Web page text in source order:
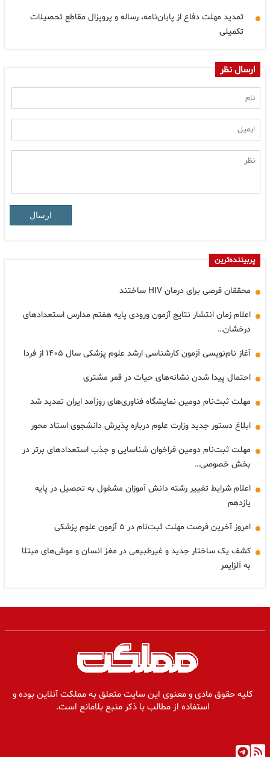
تمدید مهلت دفاع از پایان‌نامه، رساله و پروپزال مقاطع تحصیلات
تکمیلی
ارسال نظر
ارسال
پربیننده‌ترین
محققان قرصی برای درمان HIV ساختند
اعلام زمان انتشار نتایج آزمون ورودی پایه هفتم مدارس استعدادهای
درخشان…
آغاز نام‌نویسی آزمون کارشناسی ارشد علوم پزشکی سال ۱۴۰۵ از فردا
احتمال پیدا شدن نشانه‌های حیات در قمر مشتری
مهلت ثبت‌نام دومین نمایشگاه فناوری‌های روزآمد ایران تمدید شد
ابلاغ دستور جدید وزارت علوم درباره پذیرش دانشجوی استاد محور
مهلت ثبت‌نام دومین فراخوان شناسایی و جذب استعدادهای برتر در
بخش خصوصی…
اعلام شرایط تغییر رشته دانش آموزان مشغول به تحصیل در پایه
یازدهم
امروز آخرین فرصت مهلت ثبت‌نام در ۵ آزمون علوم پزشکی
کشف یک ساختار جدید و غیرطبیعی در مغز انسان و موش‌های مبتلا
به آلزایمر
کلیه حقوق مادی و معنوی این سایت متعلق به مملکت آنلاین بوده و
استفاده از مطالب با ذکر منبع بلامانع است.